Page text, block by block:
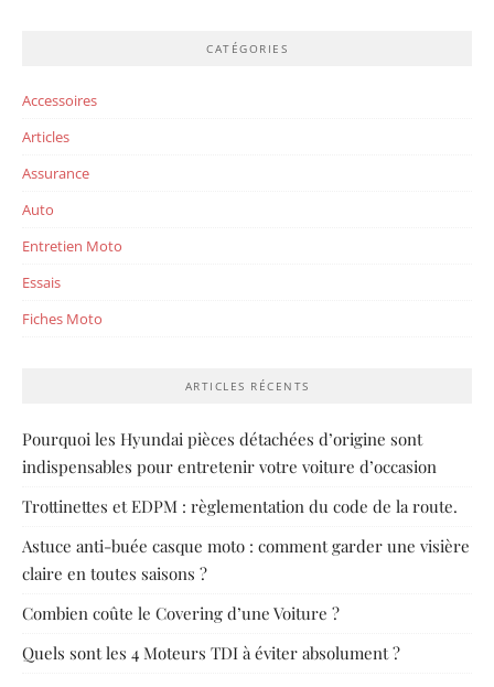
CATÉGORIES
Accessoires
Articles
Assurance
Auto
Entretien Moto
Essais
Fiches Moto
ARTICLES RÉCENTS
Pourquoi les Hyundai pièces détachées d’origine sont
indispensables pour entretenir votre voiture d’occasion
Trottinettes et EDPM : règlementation du code de la route.
Astuce anti-buée casque moto : comment garder une visière
claire en toutes saisons ?
Combien coûte le Covering d’une Voiture ?
Quels sont les 4 Moteurs TDI à éviter absolument ?